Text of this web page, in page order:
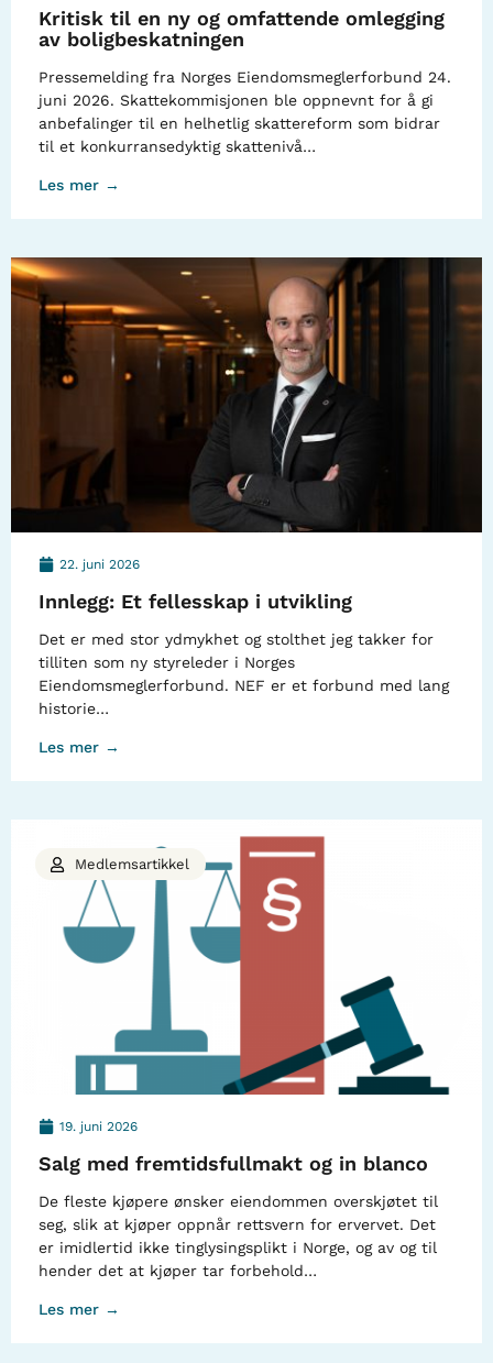
Kritisk til en ny og omfattende omlegging
av boligbeskatningen
Pressemelding fra Norges Eiendomsmeglerforbund 24.
juni 2026. Skattekommisjonen ble oppnevnt for å gi
anbefalinger til en helhetlig skattereform som bidrar
til et konkurransedyktig skattenivå…
Les mer →
22. juni 2026
Innlegg: Et fellesskap i utvikling
Det er med stor ydmykhet og stolthet jeg takker for
tilliten som ny styreleder i Norges
Eiendomsmeglerforbund. NEF er et forbund med lang
historie…
Les mer →
19. juni 2026
Salg med fremtidsfullmakt og in blanco
De fleste kjøpere ønsker eiendommen overskjøtet til
seg, slik at kjøper oppnår rettsvern for ervervet. Det
er imidlertid ikke tinglysingsplikt i Norge, og av og til
hender det at kjøper tar forbehold…
Les mer →
Medlemsartikkel